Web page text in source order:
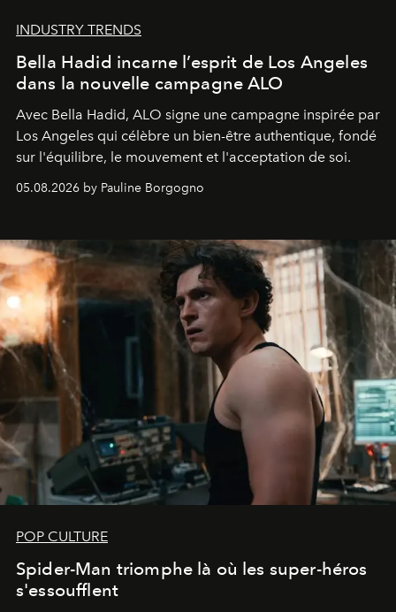
INDUSTRY TRENDS
Bella Hadid incarne l’esprit de Los Angeles
dans la nouvelle campagne ALO
Avec Bella Hadid, ALO signe une campagne inspirée par
Los Angeles qui célèbre un bien-être authentique, fondé
sur l'équilibre, le mouvement et l'acceptation de soi.
05.08.2026 by Pauline Borgogno
POP CULTURE
Spider-Man triomphe là où les super-héros
s'essoufflent